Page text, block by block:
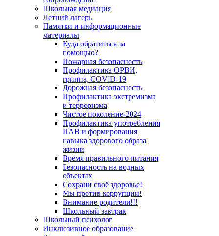
Школьная медиация
Летний лагерь
Памятки и информационные
материалы
Куда обратиться за
помощью?
Пожарная безопасность
Профилактика ОРВИ,
гриппа, COVID-19
Дорожная безопасность
Профилактика экстремизма
и терроризма
Чистое поколение-2024
Профилактика употребления
ПАВ и формирования
навыка здорового образа
жизни
Время правильного питания
Безопасность на водных
объектах
Сохрани своё здоровье!
Мы против коррупции!
Внимание родители!!!
Школьный завтрак
Школьный психолог
Инклюзивное образование